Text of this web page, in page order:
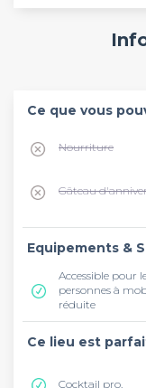
Ce que vous
Nourriture
Gâteau
Equipements &
Accessible pour
personnes à
réduite
Ce lieu est
Cocktail pro.